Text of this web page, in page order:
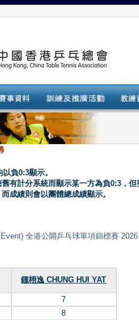
負0:3顯示。
有計分系統而顯示某一方為負0:3，
成績則會以團體總成績顯示。
全港公開乒乓球單項錦標賽 2026
鍾栩逸 CHUNG HUI YAT
7
8